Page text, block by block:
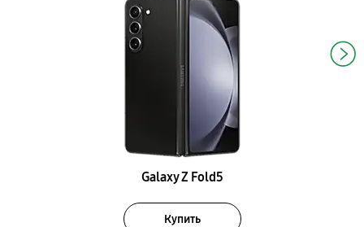
Galaxy Z Fold5
Купить